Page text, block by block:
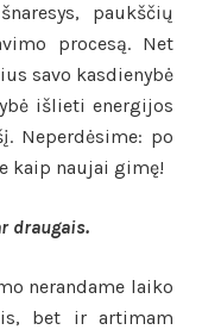
paukščių
procesą. Net
savo kasdienybė
išlieti energijos
Neperdėsime: po
kaip naujai gimę!
draugais.
nerandame laiko
bet ir artimam